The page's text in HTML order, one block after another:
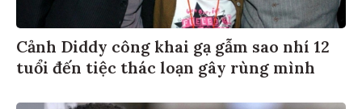
Cảnh Diddy công khai gạ gẫm sao nhí 12
tuổi đến tiệc thác loạn gây rùng mình